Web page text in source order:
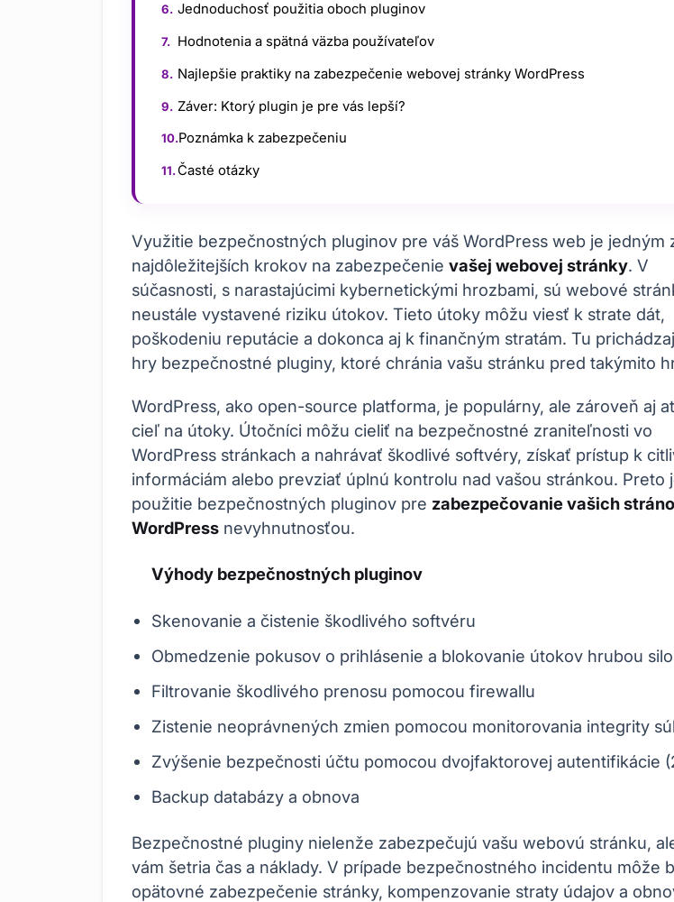
Jednoduchosť použitia oboch pluginov
Hodnotenia a spätná väzba používateľov
Najlepšie praktiky na zabezpečenie webovej stránky WordPress
Záver: Ktorý plugin je pre vás lepší?
Poznámka k zabezpečeniu
Časté otázky
Využitie bezpečnostných pluginov pre váš WordPress web je jedným
najdôležitejších krokov na zabezpečenie vašej webovej stránky. V
súčasnosti, s narastajúcimi kybernetickými hrozbami, sú webové
neustále vystavené riziku útokov. Tieto útoky môžu viesť k strate dát,
poškodeniu reputácie a dokonca aj k finančným stratám. Tu
hry bezpečnostné pluginy, ktoré chránia vašu stránku pred takýmito
WordPress, ako open-source platforma, je populárny, ale zároveň aj
cieľ na útoky. Útočníci môžu cieliť na bezpečnostné zraniteľnosti vo
WordPress stránkach a nahrávať škodlivé softvéry, získať prístup k
informáciám alebo prevziať úplnú kontrolu nad vašou stránkou. Preto
použitie bezpečnostných pluginov pre zabezpečovanie vašich
WordPress nevyhnutnosťou.
Výhody bezpečnostných pluginov
Skenovanie a čistenie škodlivého softvéru
Obmedzenie pokusov o prihlásenie a blokovanie útokov hrubou
Filtrovanie škodlivého prenosu pomocou firewallu
Zistenie neoprávnených zmien pomocou monitorovania integrity
Zvýšenie bezpečnosti účtu pomocou dvojfaktorovej autentifikácie
Backup databázy a obnova
Bezpečnostné pluginy nielenže zabezpečujú vašu webovú stránku,
vám šetria čas a náklady. V prípade bezpečnostného incidentu môže
opätovné zabezpečenie stránky, kompenzovanie straty údajov a